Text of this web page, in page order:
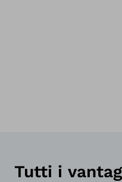
Tutti i